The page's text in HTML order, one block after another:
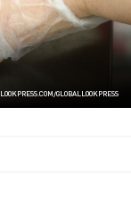
GLOBALLOOKPRESS